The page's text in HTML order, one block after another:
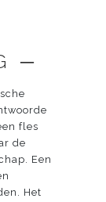
─
fles
de
Een
Het